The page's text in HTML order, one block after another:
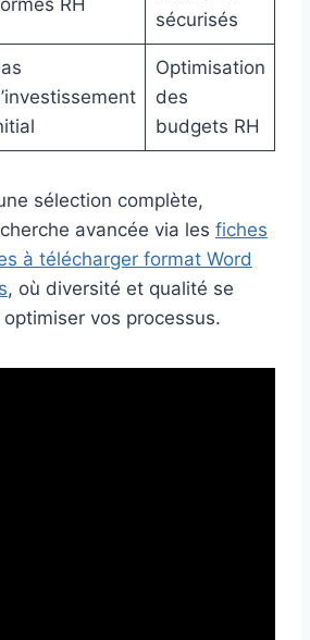
RH
sécurisés
Optimisation
des
budgets RH
sélection complète,
avancée via les fiches
à télécharger format Word
, où diversité et qualité se
vos processus.